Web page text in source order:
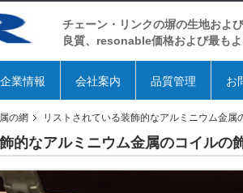
チェーン・リンクの塀の生地およ
良質、resonable価格および最も
企業情報 会社案内 品質管理 お
の網 リストされている装飾的なアルミニウム金
的なアルミニウム金属のコイル